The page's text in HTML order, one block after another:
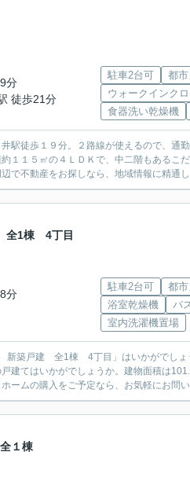
分
徒歩21分
駐車2台可
都市
ウォークインク
食器洗い乾燥機
徒歩１９分。２路線が使えるので、通勤
１１５㎡の４ＬＤＫで、中二階もあるこ
で不動産をお探しなら、地域情報に精通
1棟 4丁目
分
駐車2台可 都市
浴室乾燥機
バ
室内洗濯機置場
築戸建 全1棟 4丁目」はいかがでしょ
建てはいかがでしょうか。建物面積は
ームの購入をご予定なら、お気軽にお問
１棟